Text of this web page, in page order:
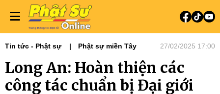
Tin tức - Phật sự Phật sự miền Tây 27/02/2025 17:00
Long An: Hoàn thiện các
công tác chuẩn bị Đại giới